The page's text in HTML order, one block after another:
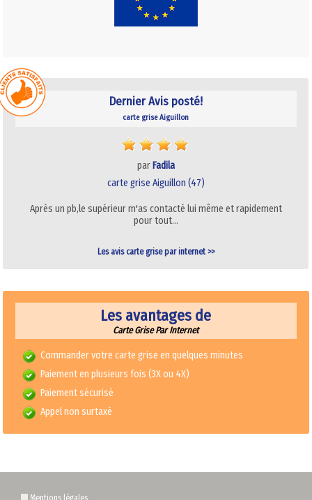
Dernier Avis posté!
carte grise Aiguillon
par Fadila
carte grise Aiguillon (47)
Après un pb,le supérieur m'as contacté lui même et rapidement
pour tout…
Les avis carte grise par internet >>
Les avantages de
Carte Grise Par Internet
Commander votre carte grise en quelques minutes
Paiement en plusieurs fois (3X ou 4X)
Paiement sécurisé
Appel non surtaxé